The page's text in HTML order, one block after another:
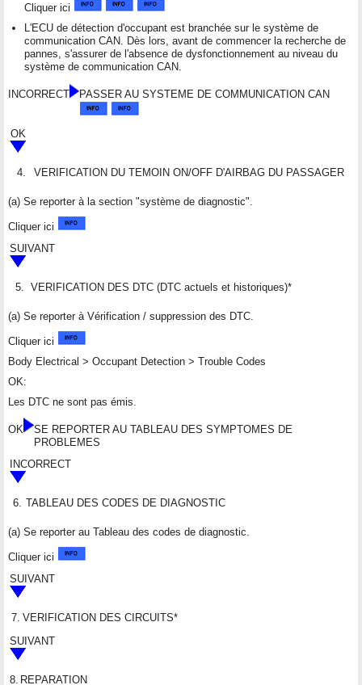
Cliquer ici
L'ECU de détection d'occupant est branchée sur le système de
communication CAN. Dès lors, avant de commencer la recherche de
pannes, s'assurer de l'absence de dysfonctionnement au niveau du
système de communication CAN.
INCORRECT PASSER AU SYSTEME DE COMMUNICATION CAN
OK
4. VERIFICATION DU TEMOIN ON/OFF D'AIRBAG DU PASSAGER
(a) Se reporter à la section "système de diagnostic".
Cliquer ici
SUIVANT
5. VERIFICATION DES DTC (DTC actuels et historiques)*
(a) Se reporter à Vérification / suppression des DTC.
Cliquer ici
Body Electrical > Occupant Detection > Trouble Codes
OK:
Les DTC ne sont pas émis.
OK
SE REPORTER AU TABLEAU DES SYMPTOMES DE
PROBLEMES
INCORRECT
6. TABLEAU DES CODES DE DIAGNOSTIC
(a) Se reporter au Tableau des codes de diagnostic.
Cliquer ici
SUIVANT
7. VERIFICATION DES CIRCUITS*
SUIVANT
8. REPARATION